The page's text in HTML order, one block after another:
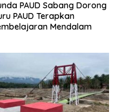
PAUD Sabang Dorong
PAUD Terapkan
Mendalam